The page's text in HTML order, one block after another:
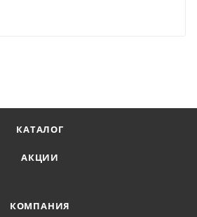
КАТАЛОГ
АКЦИИ
КОМПАНИЯ